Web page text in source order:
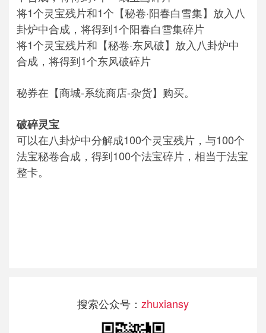
将1个灵宝残片和1个【秘卷·阳春白雪集】放入八
卦炉中合成，将得到1个阳春白雪集碎片
将1个灵宝残片和【秘卷·东风破】放入八卦炉中
合成，将得到1个东风破碎片
秘券在【商城-系统商店-杂货】购买。
破碎灵宝
可以在八卦炉中分解成100个灵宝残片，与100个
法宝秘卷合成，得到100个法宝碎片，相当于法宝
整卡。
搜索公众号： zhuxiansy